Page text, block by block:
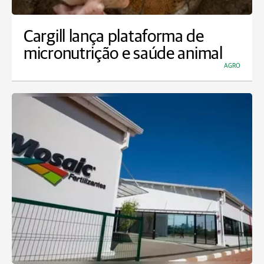
Cargill lança plataforma de
micronutrição e saúde animal
AGRO